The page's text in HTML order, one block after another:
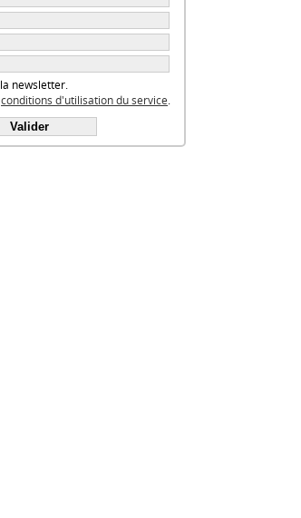
newsletter.
conditions d'utilisation du service.